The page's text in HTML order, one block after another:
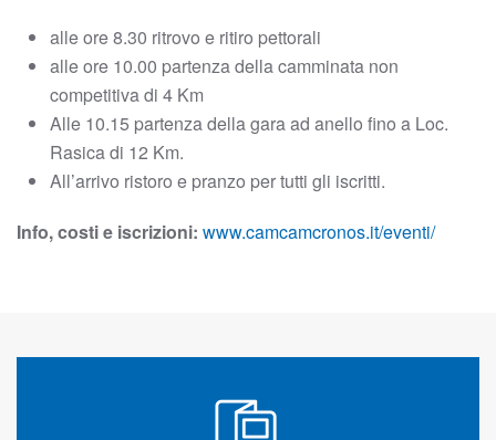
alle ore 8.30 ritrovo e ritiro pettorali
alle ore 10.00 partenza della camminata non
competitiva di 4 Km
Alle 10.15 partenza della gara ad anello fino a Loc.
Rasica di 12 Km.
All’arrivo ristoro e pranzo per tutti gli iscritti.
Info, costi e iscrizioni: www.camcamcronos.it/eventi/